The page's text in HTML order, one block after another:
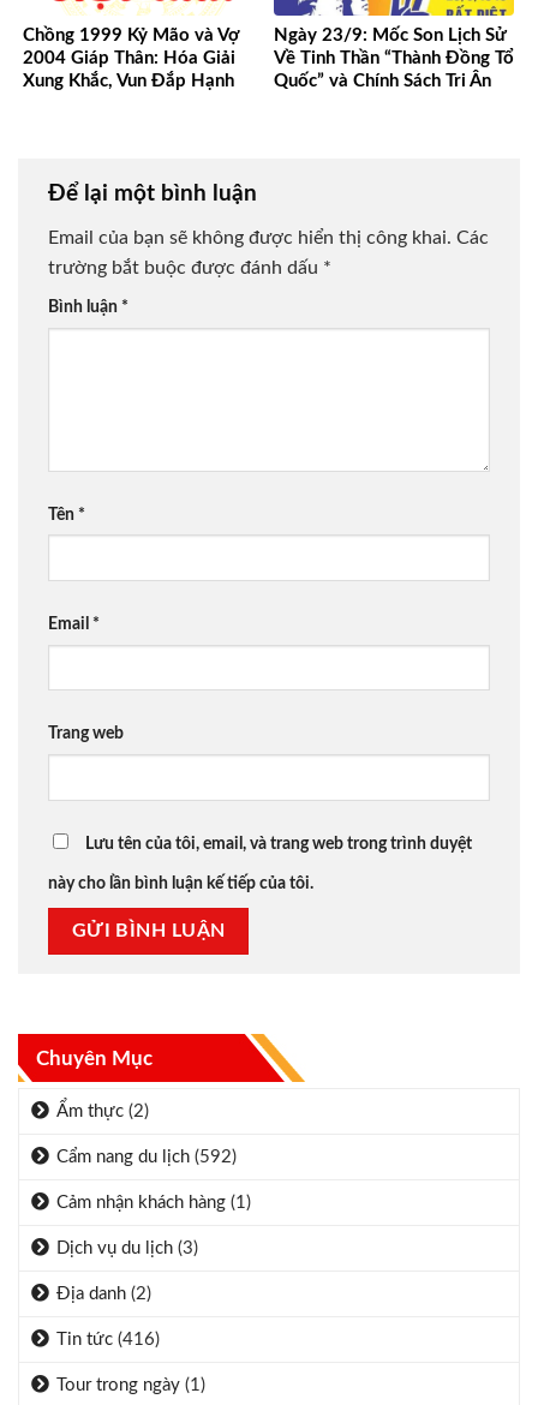
Chuyên Mục
Ẩm thực (2)
Cẩm nang du lịch (592)
Cảm nhận khách hàng (1)
Dịch vụ du lịch (3)
Địa danh (2)
Tin tức (416)
Tour trong ngày (1)
Chồng 1999 Kỷ Mão và Vợ
2004 Giáp Thân: Hóa Giải
Xung Khắc, Vun Đắp Hạnh
Ngày 23/9: Mốc Son Lịch Sử
Về Tinh Thần “Thành Đồng Tổ
Quốc” và Chính Sách Tri Ân
Để lại một bình luận
Email của bạn sẽ không được hiển thị công khai. Các
trường bắt buộc được đánh dấu *
Bình luận *
Tên *
Email *
Trang web
Lưu tên của tôi, email, và trang web trong trình duyệt
này cho lần bình luận kế tiếp của tôi.